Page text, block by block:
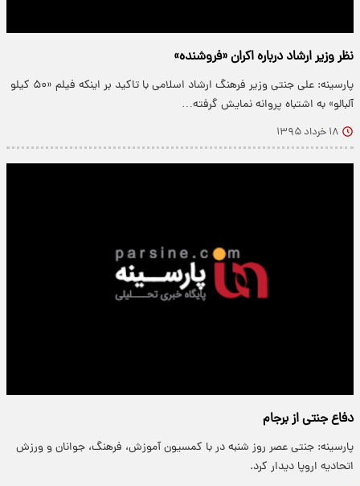
نظر وزیر ارشاد درباره اکران «فروشنده»
پارسینه: علی جنتی وزیر فرهنگ ارشاد اسلامی با تاکید بر اینکه فیلم «۵۰ کیلو
آلبالو» به اشتباه پروانه نمایش گرفته…
۱۸ خرداد ۱۳۹۵
دفاع جنتی از برجام
پارسینه: جنتی عصر روز شنبه در با کمسیون آموزش، فرهنگ، جوانان و ورزش
اتحادیه اروپا دیدار کرد.